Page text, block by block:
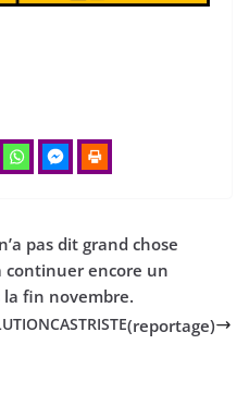
pas dit grand chose
continuer encore un
fin novembre.
CASTRISTE(reportage)